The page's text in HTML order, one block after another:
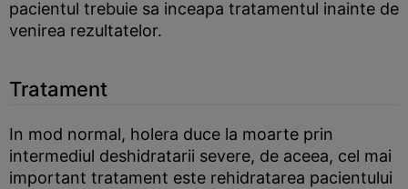
pacientul trebuie sa inceapa tratamentul inainte de
venirea rezultatelor.
Tratament
In mod normal, holera duce la moarte prin
intermediul deshidratarii severe, de aceea, cel mai
important tratament este rehidratarea pacientului